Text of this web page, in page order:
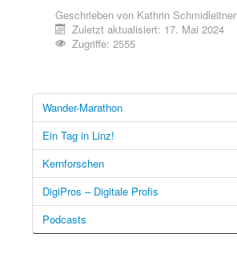
Geschrieben von Kathrin Schmidleitner
Zuletzt aktualisiert: 17. Mai 2024
Zugriffe: 2555
Wander-Marathon
Ein Tag in Linz!
Kernforschen
DigiPros – Digitale Profis
Podcasts